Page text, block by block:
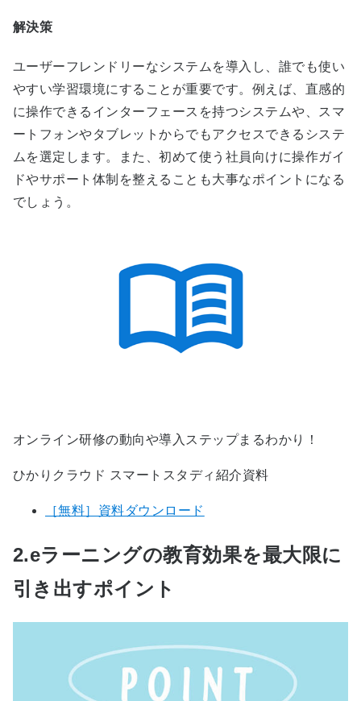
解決策
ユーザーフレンドリーなシステムを導入し、誰でも使い
やすい学習環境にすることが重要です。例えば、直感的
に操作できるインターフェースを持つシステムや、スマ
ートフォンやタブレットからでもアクセスできるシステ
ムを選定します。また、初めて使う社員向けに操作ガイ
ドやサポート体制を整えることも大事なポイントになる
でしょう。
オンライン研修の動向や導入ステップまるわかり！
ひかりクラウド スマートスタディ紹介資料
［無料］資料ダウンロード
2.eラーニングの教育効果を最大限に
引き出すポイント